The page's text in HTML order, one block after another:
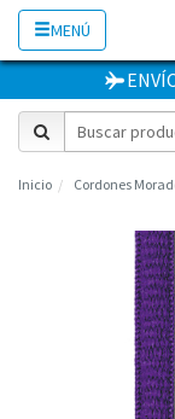
MENÚ
Inicio Cordones
Previous